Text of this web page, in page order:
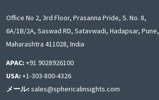
Office No 2, 3rd Floor, Prasanna Pride, S. No. 8,
6A/1B/2A, Saswad RD, Satavwadi, Hadapsar, Pune,
Maharashtra 411028, India
APAC: +91 9028926100
USA: +1-303-800-4326
メール: sales@sphericalinsights.com